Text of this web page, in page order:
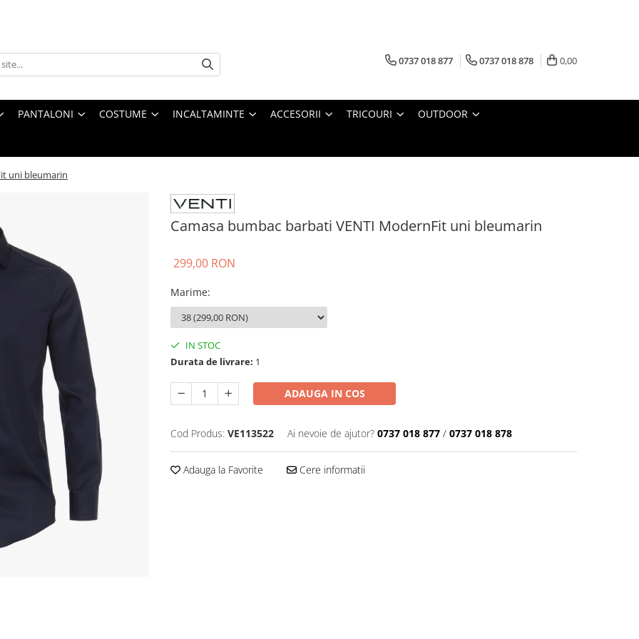
0737 018 877 0737 018 878 0,00
PANTALONI COSTUME INCALTAMINTE ACCESORII TRICOURI OUTDOOR
uni bleumarin
Camasa bumbac barbati VENTI ModernFit uni bleumarin
299,00 RON
Marime:
IN STOC
Durata de livrare: 1
ADAUGA IN COS
Cod Produs: VE113522 Ai nevoie de ajutor? 0737 018 877 / 0737 018 878
Adauga la Favorite Cere informatii